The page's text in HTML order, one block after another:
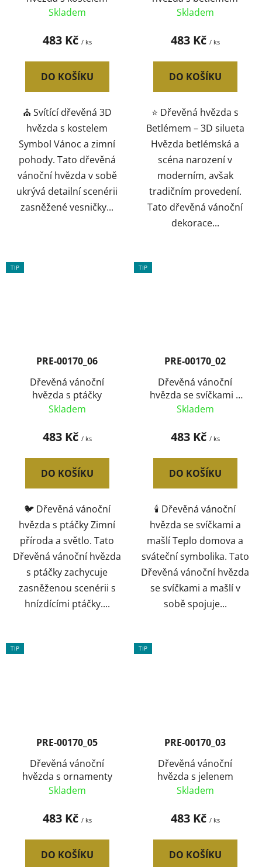
Skladem
483 Kč / ks
DO KOŠÍKU
⛪ Svítící dřevěná 3D
hvězda s kostelem
Symbol Vánoc a zimní
pohody. Tato dřevěná
vánoční hvězda v sobě
ukrývá detailní scenérii
zasněžené vesničky...
Skladem
483 Kč / ks
DO KOŠÍKU
⭐ Dřevěná hvězda s
Betlémem – 3D silueta
Hvězda betlémská a
scéna narození v
moderním, avšak
tradičním provedení.
Tato dřevěná vánoční
dekorace...
TIP
PRE-00170_06
Dřevěná vánoční
hvězda s ptáčky
Skladem
483 Kč / ks
DO KOŠÍKU
🐦 Dřevěná vánoční
hvězda s ptáčky Zimní
příroda a světlo. Tato
Dřevěná vánoční hvězda
s ptáčky zachycuje
zasněženou scenérii s
hnízdícími ptáčky....
TIP
PRE-00170_02
Dřevěná vánoční
hvězda se svíčkami a
mašlí
Skladem
483 Kč / ks
DO KOŠÍKU
🕯️ Dřevěná vánoční
hvězda se svíčkami a
mašlí Teplo domova a
sváteční symbolika. Tato
Dřevěná vánoční hvězda
se svíčkami a mašlí v
sobě spojuje...
TIP
PRE-00170_05
Dřevěná vánoční
hvězda s ornamenty
Skladem
483 Kč / ks
DO KOŠÍKU
TIP
PRE-00170_03
Dřevěná vánoční
hvězda s jelenem
Skladem
483 Kč / ks
DO KOŠÍKU